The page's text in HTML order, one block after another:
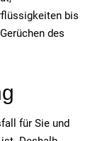
bis
des
für Sie und